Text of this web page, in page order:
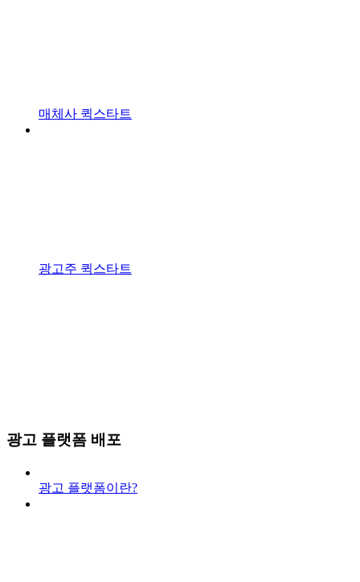
매체사 퀵스타트
광고주 퀵스타트
광고 플랫폼 배포
광고 플랫폼이란?